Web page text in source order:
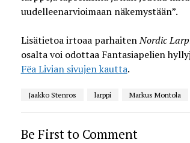
uudelleenarvioimaan näkemystään”.
Lisätietoa irtoaa parhaitenNordic
osalta voi odottaa Fantasiapelien
Fëa Livian sivujen kautta.
Jaakko Stenros larppi Markus Montola
Be First to Comment